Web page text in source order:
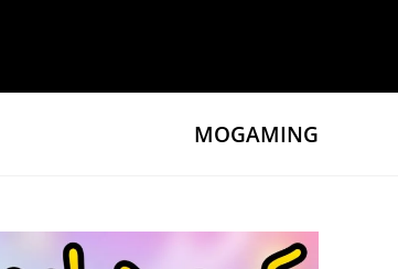
MOGAMING